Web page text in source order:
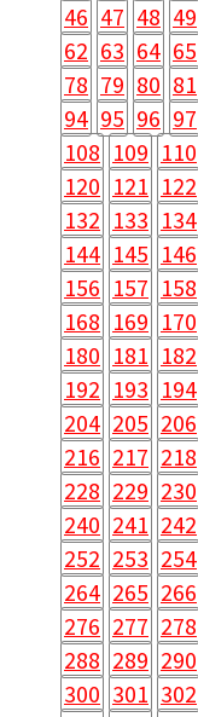
46 47 48 49
62 63 64 65
78 79 80 81
94 95 96 97
108 109 110
120 121 122
132 133 134
144 145 146
156 157 158
168 169 170
180 181 182
192 193 194
204 205 206
216 217 218
228 229 230
240 241 242
252 253 254
264 265 266
276 277 278
288 289 290
300 301 302